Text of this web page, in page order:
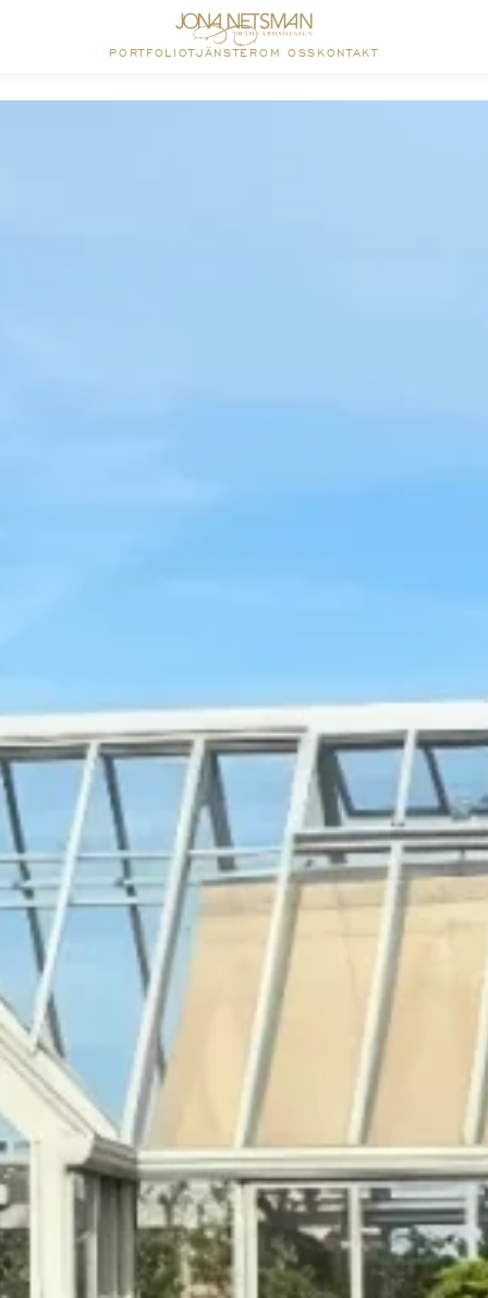
PORTFOLIOTJÄNSTEROM OSS KONTAKT